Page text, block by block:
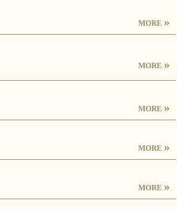
MORE »
MORE »
MORE »
MORE »
MORE »